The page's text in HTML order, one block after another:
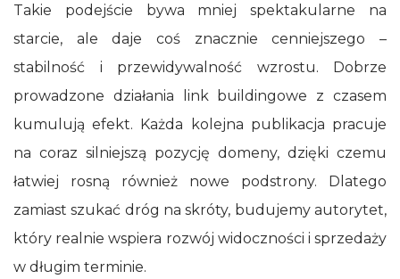
Takie podejście bywa mniej spektakularne na
starcie, ale daje coś znacznie cenniejszego –
stabilność i przewidywalność wzrostu. Dobrze
prowadzone działania link buildingowe z czasem
kumulują efekt. Każda kolejna publikacja pracuje
na coraz silniejszą pozycję domeny, dzięki czemu
łatwiej rosną również nowe podstrony. Dlatego
zamiast szukać dróg na skróty, budujemy autorytet,
który realnie wspiera rozwój widoczności i sprzedaży
w długim terminie.